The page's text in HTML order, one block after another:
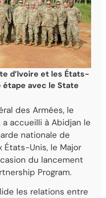
d’Ivoire et les États-
avec le State
des Armées, le
a accueilli à Abidjan le
nationale de
États-Unis, le Major
du lancement
Program.
les relations entre